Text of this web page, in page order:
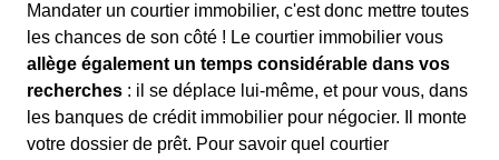
Mandater un courtier immobilier, c'est donc mettre toutes
les chances de son côté ! Le courtier immobilier vous
allège également un temps considérable dans vos
recherches : il se déplace lui-même, et pour vous, dans
les banques de crédit immobilier pour négocier. Il monte
votre dossier de prêt. Pour savoir quel courtier